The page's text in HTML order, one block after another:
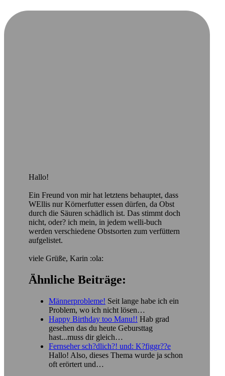
Hallo!
Ein Freund von mir hat letztens behauptet, dass
WEllis nur Körnerfutter essen dürfen, da Obst
durch die Säuren schädlich ist. Das stimmt doch
nicht, oder? ich mein, in jedem welli-buch
werden verschiedene Obstsorten zum verfüttern
aufgelistet.
viele Grüße, Karin :ola:
Ähnliche Beiträge:
Männerprobleme! Seit lange habe ich ein
Problem, wo ich nicht lösen…
Happy Birthday too Manu!! Hab grad
gesehen das du heute Gebursttag
hast...muss dir gleich…
Fernseher sch?dlich?! und: K?figgr??e
Hallo! Also, dieses Thema wurde ja schon
oft erörtert und…